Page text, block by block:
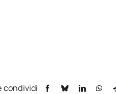
condividi